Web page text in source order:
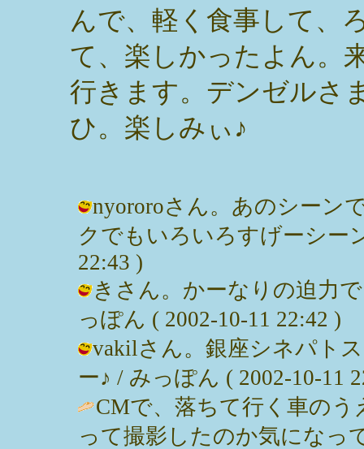
んで、軽く食事して、
て、楽しかったよん。
行きます。デンゼルさ
ひ。楽しみぃ♪
nyororoさん。あのシーン
クでもいろいろすげーシー
22:43 )
きさん。かーなりの迫力
っぽん ( 2002-10-11 22:42 )
vakilさん。銀座シネパト
ー♪ / みっぽん ( 2002-10-11
CMで、落ちて行く車の
って撮影したのか気になっ